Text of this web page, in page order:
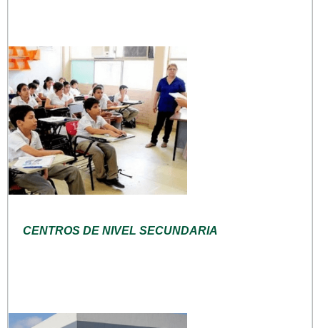
CENTROS DE NIVEL SECUNDARIA